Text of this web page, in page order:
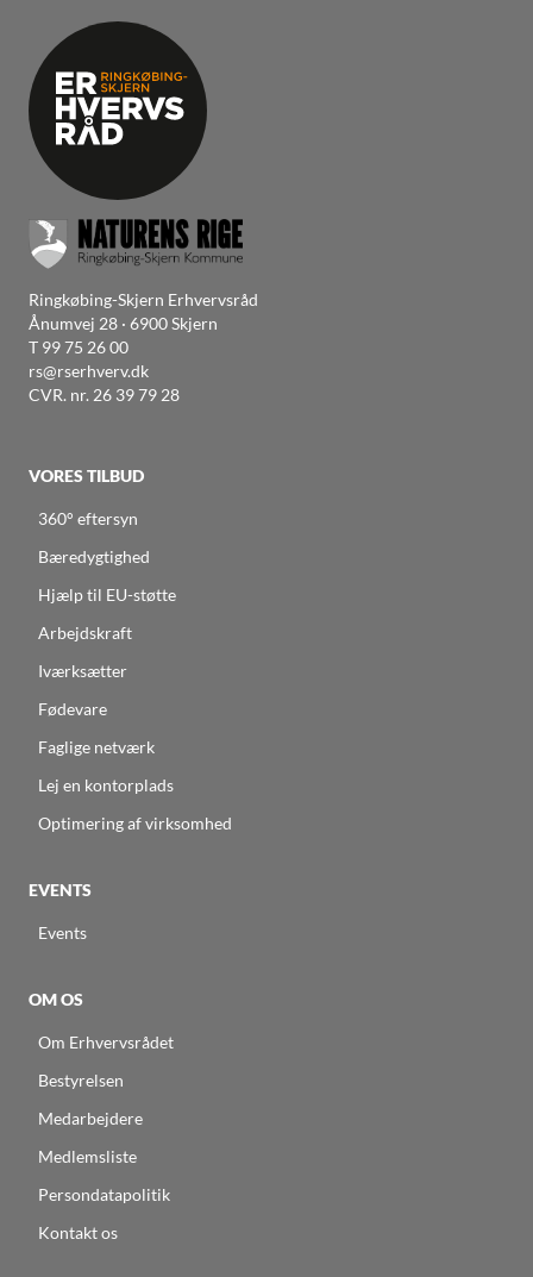
Ringkøbing-Skjern Erhvervsråd
Ånumvej 28 · 6900 Skjern
T 99 75 26 00
rs@rserhverv.dk
CVR. nr. 26 39 79 28
VORES TILBUD
360° eftersyn
Bæredygtighed
Hjælp til EU-støtte
Arbejdskraft
Iværksætter
Fødevare
Faglige netværk
Lej en kontorplads
Optimering af virksomhed
EVENTS
Events
OM OS
Om Erhvervsrådet
Bestyrelsen
Medarbejdere
Medlemsliste
Persondatapolitik
Kontakt os